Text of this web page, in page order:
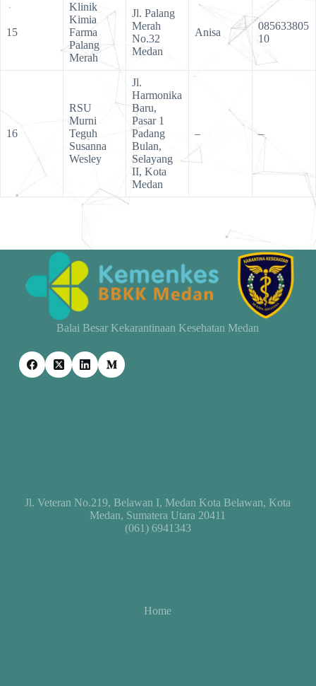
15
Klinik
Kimia
Farma
Palang
Merah
Jl. Palang
Merah
No.32
Medan
Anisa
085633805
10
16
RSU
Murni
Teguh
Susanna
Wesley
Jl.
Harmonika
Baru,
Pasar 1
Padang
Bulan,
Selayang
II, Kota
Medan
– –
Balai Besar Kekarantinaan Kesehatan Medan
Jl. Veteran No.219, Belawan I, Medan Kota Belawan, Kota
Medan, Sumatera Utara 20411
(061) 6941343
Home